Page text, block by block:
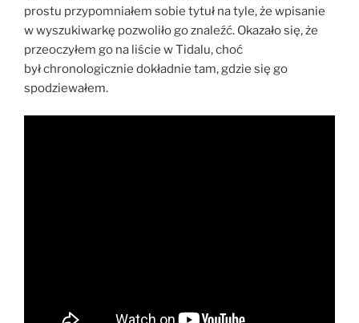
prostu przypomniałem sobie tytuł na tyle, że wpisanie
w wyszukiwarkę pozwoliło go znaleźć. Okazało się, że
przeoczyłem go na liście w Tidalu, choć
był chronologicznie dokładnie tam, gdzie się go
spodziewałem.